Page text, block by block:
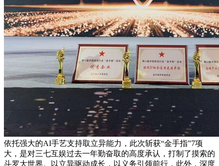
依托强大的AI手艺支持取立异能力，此次斩获“金手指”7项
大，是对三七互娱过去一年勤奋取的高度承认，打制了摸索的
斗罗大世界。以立异驱动成长，以义务引领前行，此外，深度